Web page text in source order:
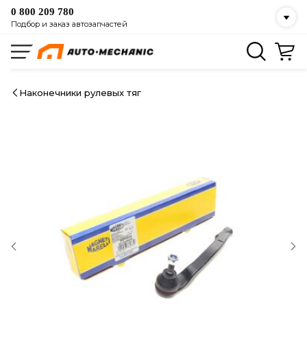
0 800 209 780
Подбор и заказ автозапчастей
Наконечники рулевых тяг